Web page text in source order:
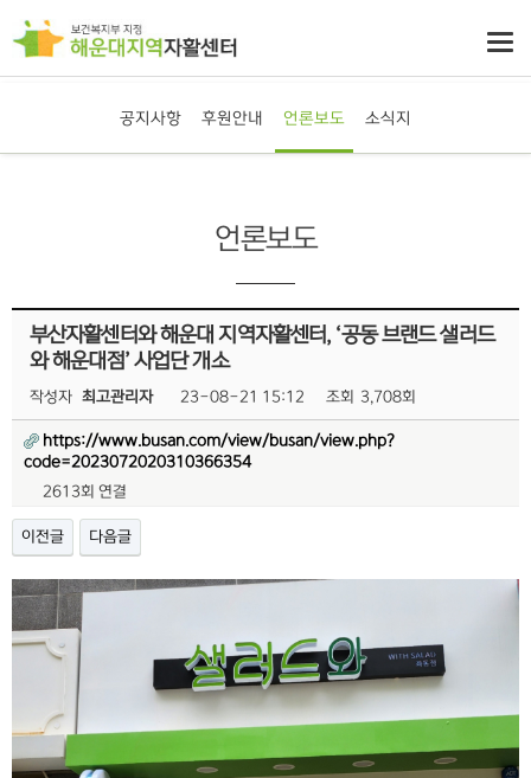
공지사항 후원안내 언론보도 소식지
언론보도
부산자활센터와 해운대 지역자활센터, ‘공동 브랜드 샐러드
와 해운대점’ 사업단 개소
작성자 최고관리자 23-08-21 15:12 조회 3,708회
https://www.busan.com/view/busan/view.php?
code=2023072020310366354
2613회 연결
이전글 다음글